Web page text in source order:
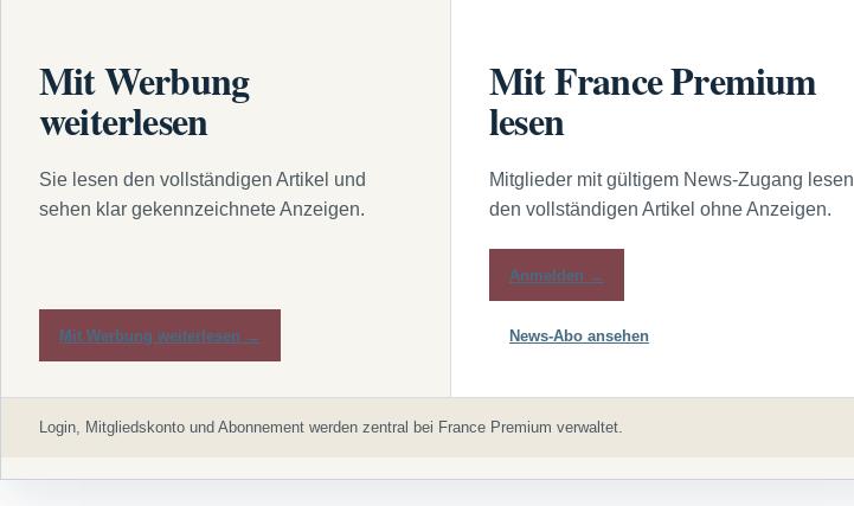
Mit Werbung
weiterlesen
Sie lesen den vollständigen Artikel und
sehen klar gekennzeichnete Anzeigen.
Mit Werbung weiterlesen →
Mit France Premium
lesen
Mitglieder mit gültigem News-Zugang lesen
den vollständigen Artikel ohne Anzeigen.
Anmelden →
News-Abo ansehen
Login, Mitgliedskonto und Abonnement werden zentral bei France Premium verwaltet.